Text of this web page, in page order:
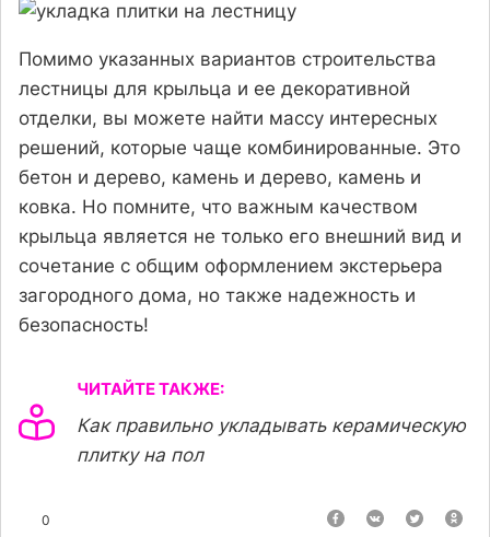
Помимо указанных вариантов строительства
лестницы для крыльца и ее декоративной
отделки, вы можете найти массу интересных
решений, которые чаще комбинированные. Это
бетон и дерево, камень и дерево, камень и
ковка. Но помните, что важным качеством
крыльца является не только его внешний вид и
сочетание с общим оформлением экстерьера
загородного дома, но также надежность и
безопасность!
ЧИТАЙТЕ ТАКЖЕ:
Как правильно укладывать керамическую
плитку на пол
0